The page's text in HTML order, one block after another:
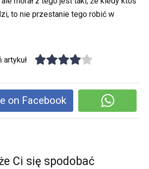
to nie przestanie tego robić w
artykuł
on Facebook
Ci się spodobać